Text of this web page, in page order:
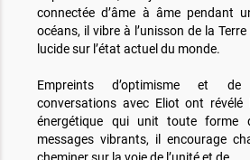
connectée d’âme à âme pendant
océans, il vibre à l’unisson de la
lucide sur l’état actuel du monde.
Empreints d’optimisme et de
conversations avec Eliot ont révélé
énergétique qui unit toute forme
messages vibrants, il encourage
cheminer sur la voie de l’unité et de